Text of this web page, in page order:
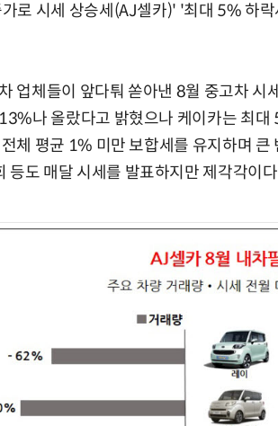
로 시세 상승세(AJ셀카)' '최대 5% 하
업체들이 앞다퉈 쏟아낸 8월 중고차 시
나 올랐다고 밝혔으나 케이카는 최
체 평균 1% 미만 보합세를 유지하며
등도 매달 시세를 발표하지만 제각각이